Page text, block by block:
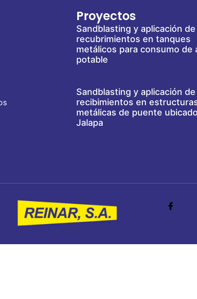
Proyectos
Sandblasting y aplicación de
recubrimientos en tanques
metálicos para consumo de
potable
Sandblasting y aplicación de
recibimientos en
metálicas de puente
Jalapa